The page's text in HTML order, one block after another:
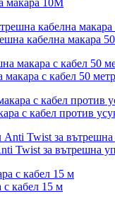
макара 10M
кабелна макара
с кабел 50
с кабел против
Twist за вътрешна
кабел 15 м